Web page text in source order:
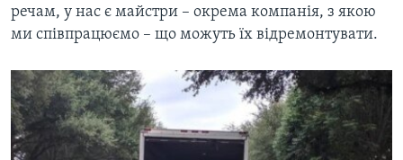
речам, у нас є майстри – окрема компанія, з якою
ми співпрацюємо – що можуть їх відремонтувати.